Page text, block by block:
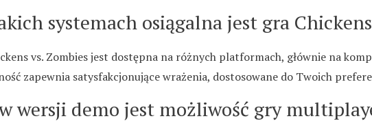
systemach osiągalna jest gra
vs. Zombies jest dostępna na różnych platformach, głównie na
zapewnia satysfakcjonujące wrażenia, dostosowane do Twoich
wersji demo jest możliwość gry